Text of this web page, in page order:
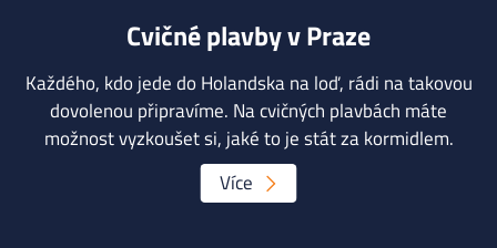
Cvičné plavby v Praze
Každého, kdo jede do Holandska na loď, rádi na takovou
dovolenou připravíme. Na cvičných plavbách máte
možnost vyzkoušet si, jaké to je stát za kormidlem.
Více